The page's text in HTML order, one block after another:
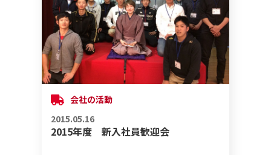
会社の活動
2015.05.16
2015年度 新入社員歓迎会